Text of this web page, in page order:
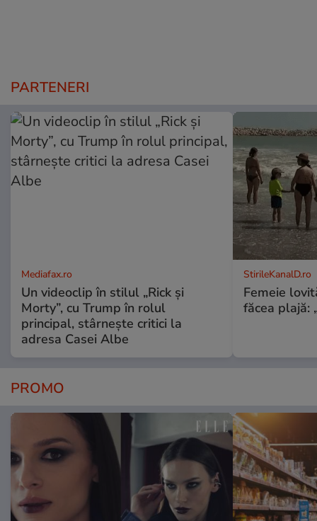
PARTENERI
Mediafax.ro
Un videoclip în stilul „Rick și
Morty”, cu Trump în rolul
principal, stârnește critici la
adresa Casei Albe
StirileKanalD.ro
Femeie
făcea plajă:
PROMO